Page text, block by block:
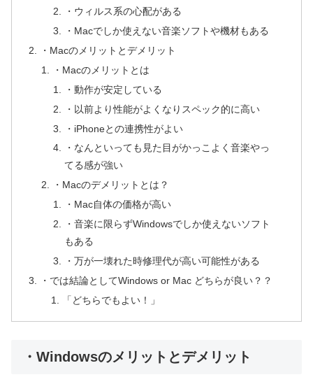
・ウィルス系の心配がある
・Macでしか使えない音楽ソフトや機材もある
・Macのメリットとデメリット
・Macのメリットとは
・動作が安定している
・以前より性能がよくなりスペック的に高い
・iPhoneとの連携性がよい
・なんといっても見た目がかっこよく音楽やっ
てる感が強い
・Macのデメリットとは？
・Mac自体の価格が高い
・音楽に限らずWindowsでしか使えないソフト
もある
・万が一壊れた時修理代が高い可能性がある
・では結論としてWindows or Mac どちらが良い？？
「どちらでもよい！」
・Windowsのメリットとデメリット